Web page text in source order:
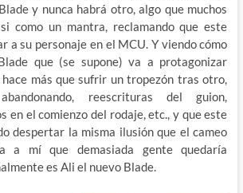
y nunca habrá otro, algo que muchos
como un mantra, reclamando que este
a su personaje en el MCU. Y viendo cómo
que (se supone) va a protagonizar
más que sufrir un tropezón tras otro,
reescrituras del guion,
en el comienzo del rodaje, etc., y que este
despertar la misma ilusión que el cameo
a mí que demasiada gente quedaría
es Ali el nuevo Blade.